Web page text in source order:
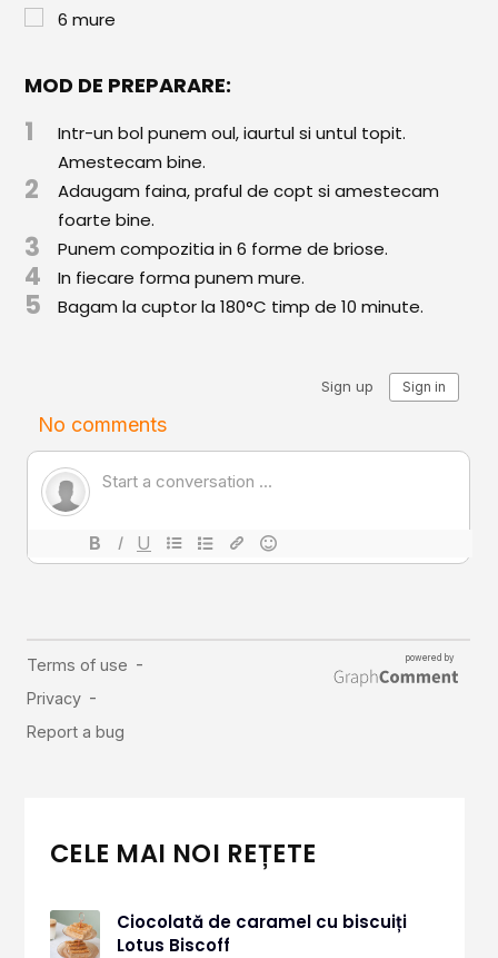
Patiserie
Aluaturi Sărate
Pizza
Rețete cu Carne
Rețete Vegetariene
Salate
Rețete Video
Comunitatea
iCooking
Librărie
Cum adăugăm o rețetă
Regulament de postare
6 mure
MOD DE PREPARARE:
1
Intr-un bol punem oul, iaurtul si untul topit.
Amestecam bine.
2
Adaugam faina, praful de copt si amestecam
foarte bine.
3 Punem compozitia in 6 forme de briose.
4 In fiecare forma punem mure.
5 Bagam la cuptor la 180°C timp de 10 minute.
CELE MAI NOI REȚETE
Ciocolată de caramel cu biscuiți
Lotus Biscoff